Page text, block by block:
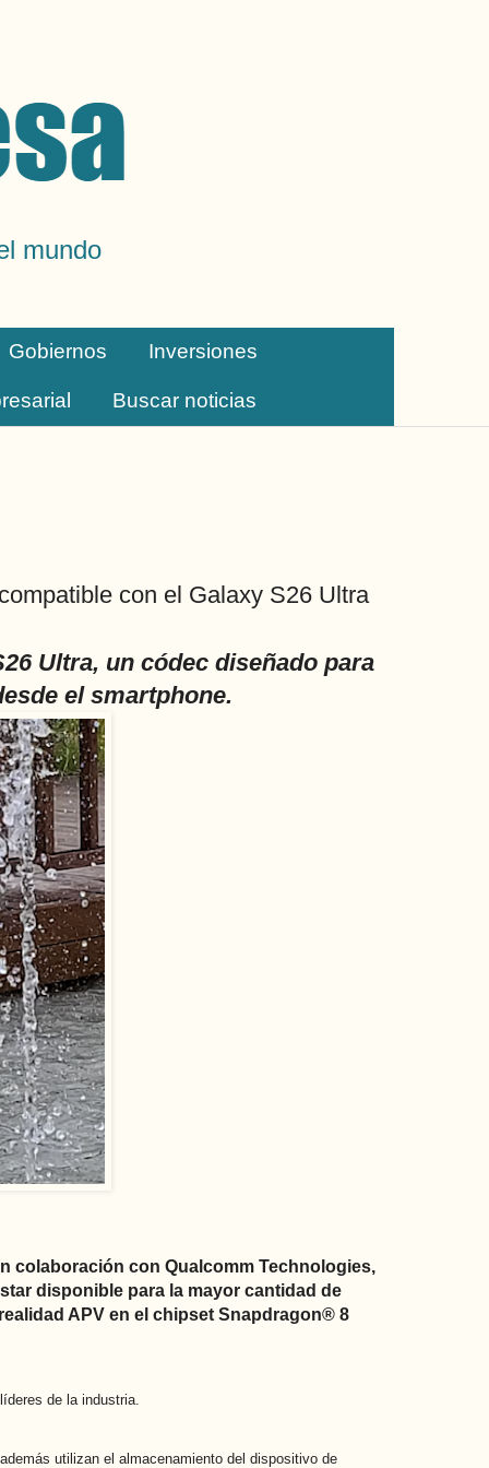
mundo
Gobiernos Inversiones
Buscar noticias
con el Galaxy S26 Ultra
Ultra, un códec diseñado para
el smartphone.
colaboración con Qualcomm Technologies,
disponible para la mayor cantidad de
APV en el chipset Snapdragon® 8
de la industria.
utilizan el almacenamiento del dispositivo de